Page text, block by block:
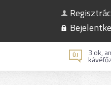
3 ok,